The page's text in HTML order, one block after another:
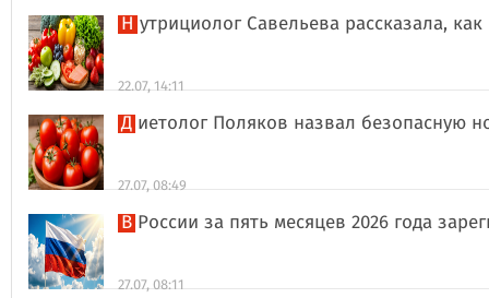
Нутрициолог Савельева рассказала,
22.07, 14:11
Диетолог Поляков назвал безопасную
27.07, 08:49
В России за пять месяцев 2026 года
27.07, 08:11